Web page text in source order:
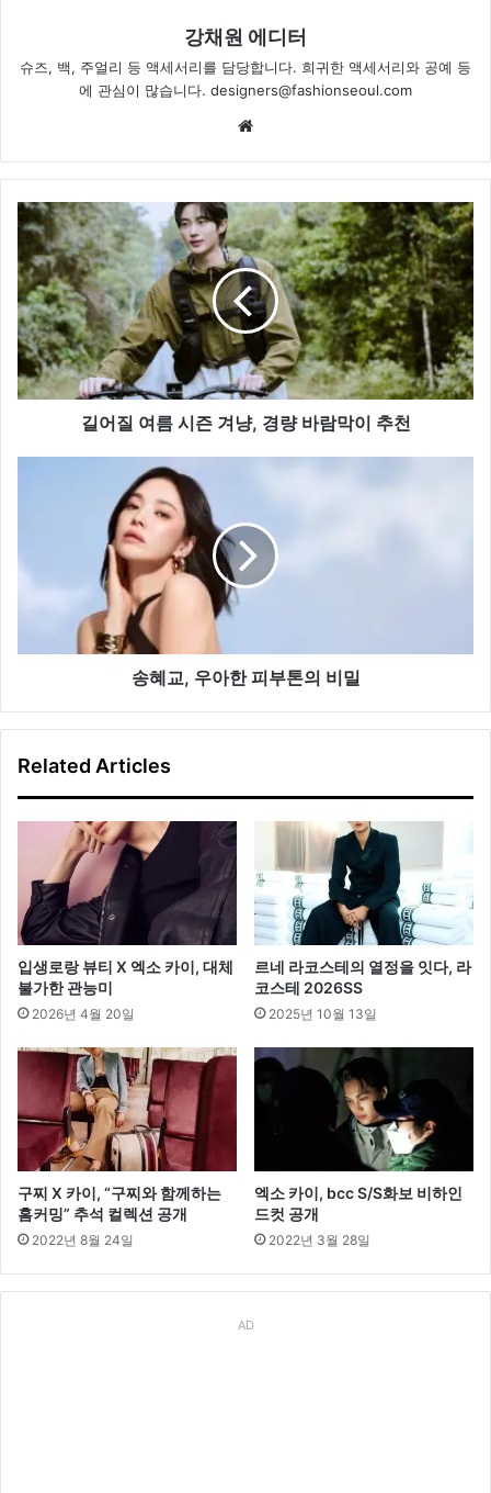
강채원 에디터
슈즈, 백, 주얼리 등 액세서리를 담당합니다. 희귀한 액세서리와 공예 등
에 관심이 많습니다. designers@fashionseoul.com
길
어
질
여
름
시
즌
겨
냥,
추
길어질 여름 시즌 겨냥, 경량 바람막이 추천
아
톤
송혜교, 우아한 피부톤의 비밀
Related Articles
입생로랑 뷰티 X 엑소 카이, 대체
불가한 관능미
2026년 4월 20일
르네 라코스테의 열정을 잇다, 라
코스테 2026SS
2025년 10월 13일
구찌 X 카이, “구찌와 함께하는
홈커밍” 추석 컬렉션 공개
2022년 8월 24일
엑소 카이, bcc S/S화보 비하인
드컷 공개
2022년 3월 28일
AD